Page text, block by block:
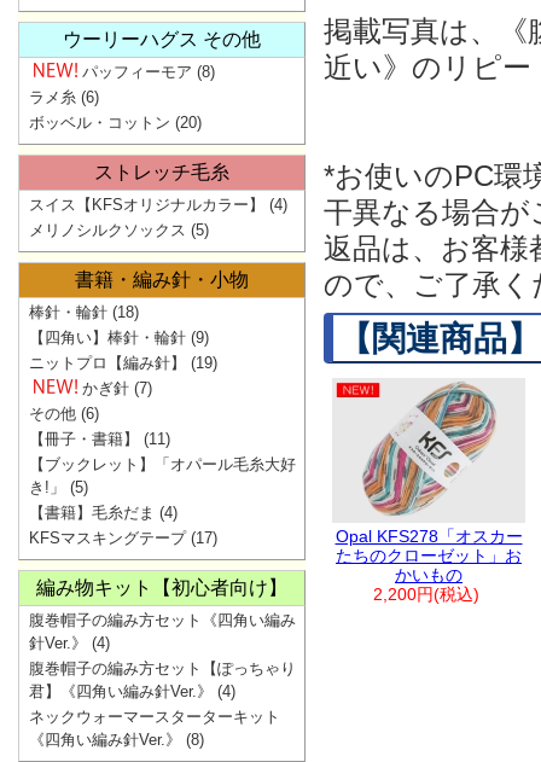
掲載写真は、
近い》のリピ
*お使いのPC環
干異なる場合
返品は、お客様
ので、ご了承く
【関連商品】
Opal KFS278「オスカー
たちのクローゼット」お
かいもの
2,200円(税込)
ウーリーハグス その他
パッフィーモア (8)
ラメ糸 (6)
ボッベル・コットン (20)
ストレッチ毛糸
スイス【KFSオリジナルカラー】
(4)
メリノシルクソックス (5)
書籍・編み針・小物
棒針・輪針 (18)
【四角い】棒針・輪針 (9)
ニットプロ【編み針】
(19)
かぎ針 (7)
その他 (6)
【冊子・書籍】
(11)
【ブックレット】「オパール毛糸大好
き!」
(5)
【書籍】毛糸だま (4)
KFSマスキングテープ(17)
編み物キット【初心者向け】
腹巻帽子の編み方セット《四角い編み
針Ver.》
(4)
腹巻帽子の編み方セット【ぽっちゃり
君】《四角い編み針Ver.》
(4)
ネックウォーマースターターキット
《四角い編み針Ver.》
(8)